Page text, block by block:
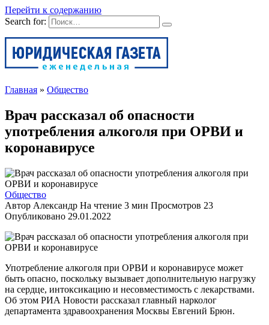
Перейти к содержанию
Search for:
Главная » Общество
Врач рассказал об опасности
употребления алкоголя при ОРВИ и
коронавирусе
Общество
Автор Александр На чтение 3 мин Просмотров 23
Опубликовано 29.01.2022
Употребление алкоголя при ОРВИ и коронавирусе может
быть опасно, поскольку вызывает дополнительную нагрузку
на сердце, интоксикацию и несовместимость с лекарствами.
Об этом РИА Новости рассказал главный нарколог
департамента здравоохранения Москвы Евгений Брюн.